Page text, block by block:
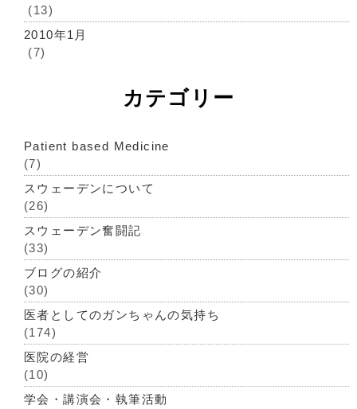
(13)
2010年1月
(7)
カテゴリー
Patient based Medicine
(7)
スウェーデンについて
(26)
スウェーデン奮闘記
(33)
ブログの紹介
(30)
医者としてのガンちゃんの気持ち
(174)
医院の経営
(10)
学会・講演会・執筆活動